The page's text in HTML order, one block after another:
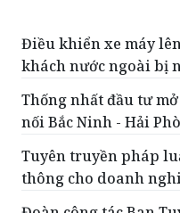
Điều khiển xe máy
khách nước ngoài bị
Thống nhất đầu tư
nối Bắc Ninh - Hải
Tuyên truyền pháp
thông cho doanh